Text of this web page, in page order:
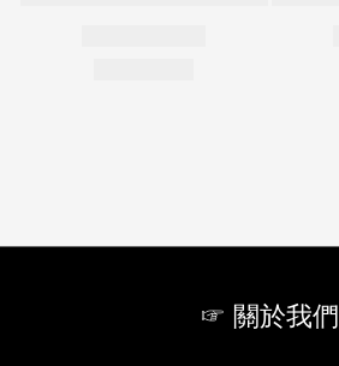
☞ 關於我們